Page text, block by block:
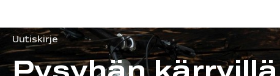
Uutiskirje